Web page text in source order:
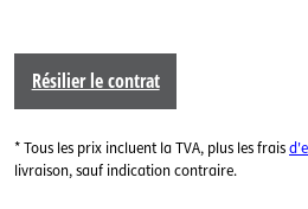
Résilier le contrat
* Tous les prix incluent la TVA, plus les frais
livraison, sauf indication contraire.